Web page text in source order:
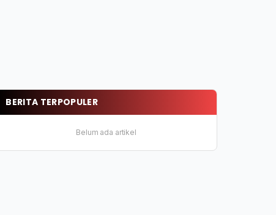
BERITA TERPOPULER
Belum ada artikel